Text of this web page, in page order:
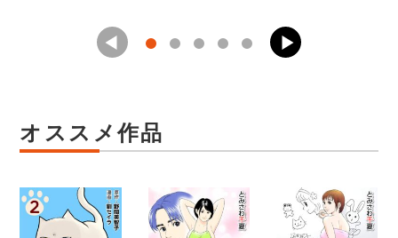
オススメ作品